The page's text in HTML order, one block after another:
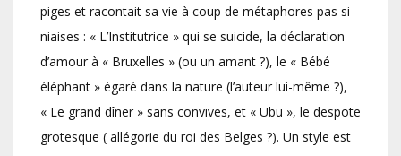
piges et racontait sa vie à coup de métaphores pas si
niaises : « L’Institutrice » qui se suicide, la déclaration
d’amour à « Bruxelles » (ou un amant ?), le « Bébé
éléphant » égaré dans la nature (l’auteur lui-même ?),
« Le grand dîner » sans convives, et « Ubu », le despote
grotesque ( allégorie du roi des Belges ?). Un style est